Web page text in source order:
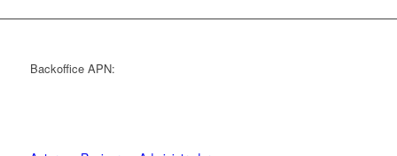
Backoffice APN: